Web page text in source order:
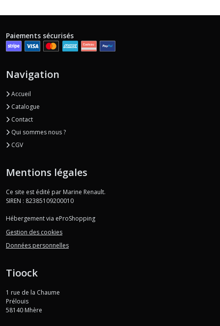
Paiements sécurisés
Navigation
Accueil
Catalogue
Contact
Qui sommes nous ?
CGV
Mentions légales
Ce site est édité par Marine Renault.
SIREN : 82385109200010
Hébergement via eProShopping
Gestion des cookies
Données personnelles
Tioock
1 rue de la Chaume
Prélouis
58140 Mhère